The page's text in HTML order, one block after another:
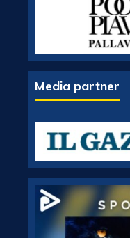
Media partner